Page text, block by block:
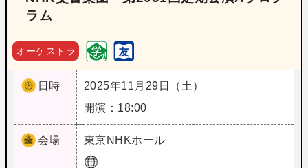
ラム
オーケストラ
日時
2025年11月29日（土）
開演：18:00
会場 東京NHKホール